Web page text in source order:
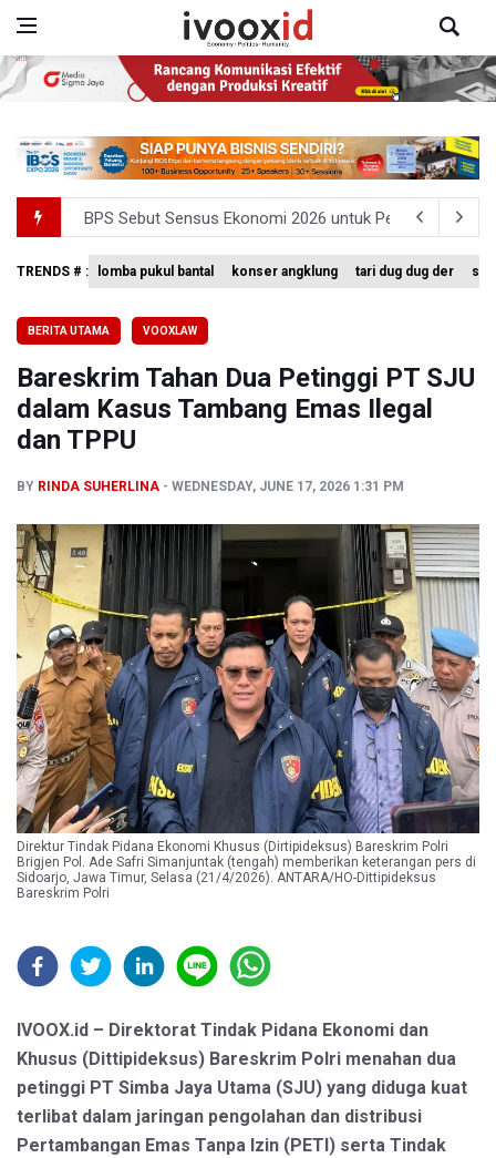
BPS Sebut Sensus Ekonomi 2026 untuk Perbarui Data
Insiden Penembakan Terjadi di Festival Budaya Lembah
TNI Gelar Latihan Kesiapsiagaan Penanggulangan
Pemprov Jabar Sediakan Knalpot Standar Gratis di Pos
TRENDS # : lomba pukul bantal konser angklung tari dug dug der
BERITA UTAMA VOOXLAW
Bareskrim Tahan Dua Petinggi PT SJU
dalam Kasus Tambang Emas Ilegal
dan TPPU
BY RINDA SUHERLINA WEDNESDAY, JUNE 17, 2026 1:31 PM
Direktur Tindak Pidana Ekonomi Khusus (Dirtipideksus) Bareskrim Polri
Brigjen Pol. Ade Safri Simanjuntak (tengah) memberikan keterangan pers di
Sidoarjo, Jawa Timur, Selasa (21/4/2026). ANTARA/HO-Dittipideksus
Bareskrim Polri
IVOOX.id – Direktorat Tindak Pidana Ekonomi dan
Khusus (Dittipideksus) Bareskrim Polri menahan dua
petinggi PT Simba Jaya Utama (SJU) yang diduga kuat
terlibat dalam jaringan pengolahan dan distribusi
Pertambangan Emas Tanpa Izin (PETI) serta Tindak